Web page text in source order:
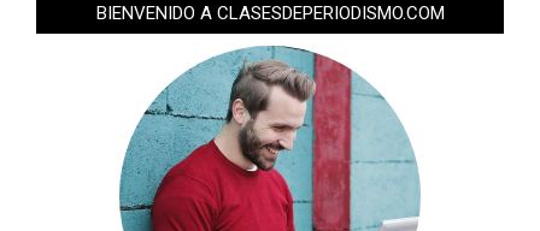
BIENVENIDO A CLASESDEPERIODISMO.COM